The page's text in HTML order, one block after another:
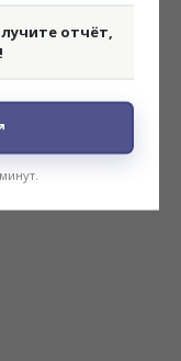
по внедрению
.
отчёт,